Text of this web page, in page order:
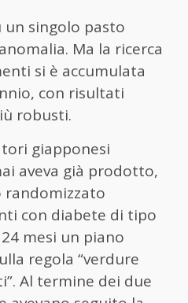
un singolo pasto
Ma la ricerca
si è accumulata
con risultati
robusti.
giapponesi
aveva già prodotto,
randomizzato
con diabete di tipo
mesi un piano
regola “verdure
Al termine dei due